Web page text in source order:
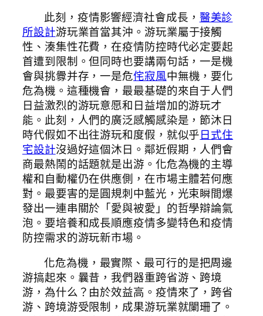
此刻，疫情影響經濟社會成長， 醫美診
所設計游玩業首當其沖。游玩業屬于接觸
性、湊集性花費，在疫情防控時代必定要起
首遭到限制。但同時也要講兩句話，一是機
會與挑釁并存，一是危侘寂風中無機，要化
危為機。這種機會，最最基礎的來自于人們
日益激烈的游玩意愿和日益增加的游玩才
能。此刻，人們的廣泛感觸感染是，節沐日
時代假如不出往游玩和度假，就似乎日式住
宅設計沒過好這個沐日。鄰近假期，人們會
商最熱鬧的話題就是出游。化危為機的主導
權和自動權仍在供應側，在市場主體若何應
對。最要害的是圓規刺中藍光，光束瞬間爆
發出一連串關於「愛與被愛」的哲學辯論氣
泡。要培養和成長順應疫情多變特色和疫情
防控需求的游玩新市場。
化危為機，最實際、最可行的是把周邊
游搞起來。曩昔，我們器重跨省游、跨境
游，為什么？由於效益高。疫情來了，跨省
游、跨境游受限制，成果游玩業就闌珊了。